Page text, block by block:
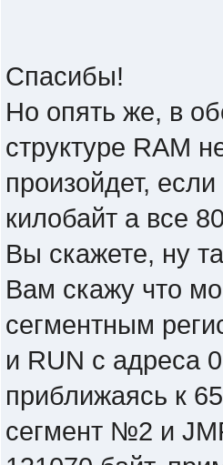
Спасибы!
Но опять же, в
структуре RAM
произойдет,
килобайт а все
Вы скажете, ну
Вам скажу что
сегментным
и RUN с адреса
приближаясь к
сегмент №2 и